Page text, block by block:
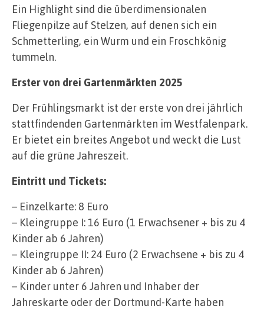
Ein Highlight sind die überdimensionalen
Fliegenpilze auf Stelzen, auf denen sich ein
Schmetterling, ein Wurm und ein Froschkönig
tummeln.
Erster von drei Gartenmärkten 2025
Der Frühlingsmarkt ist der erste von drei jährlich
stattfindenden Gartenmärkten im Westfalenpark.
Er bietet ein breites Angebot und weckt die Lust
auf die grüne Jahreszeit.
Eintritt und Tickets:
– Einzelkarte: 8 Euro
– Kleingruppe I: 16 Euro (1 Erwachsener + bis zu 4
Kinder ab 6 Jahren)
– Kleingruppe II: 24 Euro (2 Erwachsene + bis zu 4
Kinder ab 6 Jahren)
– Kinder unter 6 Jahren und Inhaber der
Jahreskarte oder der Dortmund-Karte haben